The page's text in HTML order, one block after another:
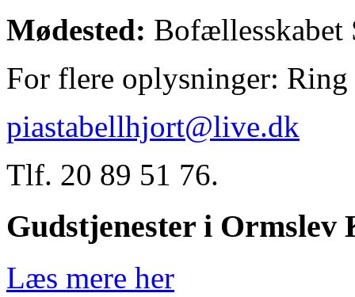
Mødested: Bofællesskabet
For flere oplysninger:
piastabellhjort@live.dk
Tlf. 20 89 51 76.
Gudstjenester i Ormslev
Læs mere her